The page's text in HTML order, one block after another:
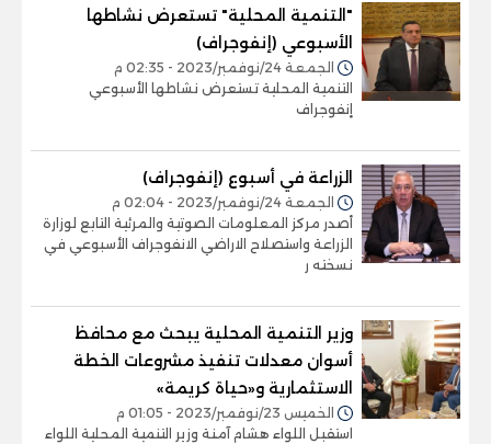
"التنمية المحلية" تستعرض نشاطها
الأسبوعي (إنفوجراف)
الجمعة 24/نوفمبر/2023 - 02:35 م
التنمية المحلية تستعرض نشاطها الأسبوعي
إنفوجراف
الزراعة في أسبوع (إنفوجراف)
الجمعة 24/نوفمبر/2023 - 02:04 م
أصدر مركز المعلومات الصوتية والمرئية التابع لوزارة
الزراعة واستصلاح الاراضي الانفوجراف الأسبوعي في
نسخته ر
وزير التنمية المحلية يبحث مع محافظ
أسوان معدلات تنفيذ مشروعات الخطة
الاستثمارية و«حياة كريمة»
الخميس 23/نوفمبر/2023 - 01:05 م
استقبل اللواء هشام آمنة وزير التنمية المحلية اللواء